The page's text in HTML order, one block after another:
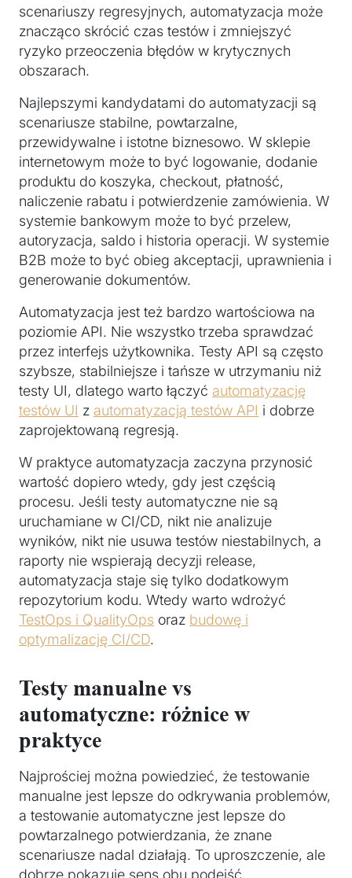
scenariuszy regresyjnych, automatyzacja może
znacząco skrócić czas testów i zmniejszyć
ryzyko przeoczenia błędów w krytycznych
obszarach.
Najlepszymi kandydatami do automatyzacji są
scenariusze stabilne, powtarzalne,
przewidywalne i istotne biznesowo. W sklepie
internetowym może to być logowanie, dodanie
produktu do koszyka, checkout, płatność,
naliczenie rabatu i potwierdzenie zamówienia. W
systemie bankowym może to być przelew,
autoryzacja, saldo i historia operacji. W systemie
B2B może to być obieg akceptacji, uprawnienia i
generowanie dokumentów.
Automatyzacja jest też bardzo wartościowa na
poziomie API. Nie wszystko trzeba sprawdzać
przez interfejs użytkownika. Testy API są często
szybsze, stabilniejsze i tańsze w utrzymaniu niż
testy UI, dlatego warto łączyć automatyzację
testów UI z automatyzacją testów API i dobrze
zaprojektowaną regresją.
W praktyce automatyzacja zaczyna przynosić
wartość dopiero wtedy, gdy jest częścią
procesu. Jeśli testy automatyczne nie są
uruchamiane w CI/CD, nikt nie analizuje
wyników, nikt nie usuwa testów niestabilnych, a
raporty nie wspierają decyzji release,
automatyzacja staje się tylko dodatkowym
repozytorium kodu. Wtedy warto wdrożyć
TestOps i QualityOps oraz budowę i
optymalizację CI/CD.
Testy manualne vs
automatyczne: różnice w
praktyce
Najprościej można powiedzieć, że testowanie
manualne jest lepsze do odkrywania problemów,
a testowanie automatyczne jest lepsze do
powtarzalnego potwierdzania, że znane
scenariusze nadal działają. To uproszczenie, ale
dobrze pokazuje sens obu podejść.